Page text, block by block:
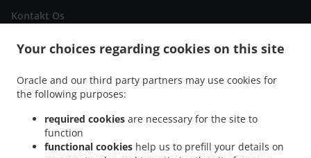
Your choices regarding cookies on this site
Oracle and our third party partners may use cookies for
the following purposes:
required cookies are necessary for the site to
function
functional cookies help us to prefill your details on
Kontakt Os